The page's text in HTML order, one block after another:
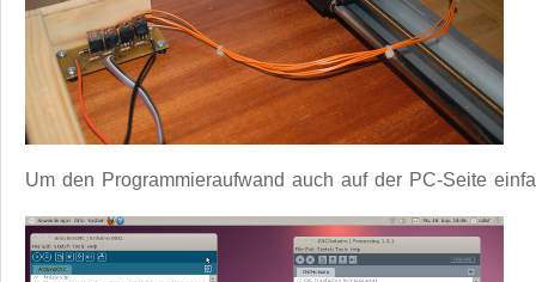
Um den Programmieraufwand auch auf der PC-Seite